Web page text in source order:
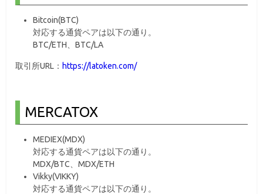
Bitcoin(BTC)
対応する通貨ペアは以下の通り。
BTC/ETH、BTC/LA
取引所URL： https://latoken.com/
MERCATOX
MEDIEX(MDX)
対応する通貨ペアは以下の通り。
MDX/BTC、MDX/ETH
Vikky(VIKKY)
対応する通貨ペアは以下の通り。